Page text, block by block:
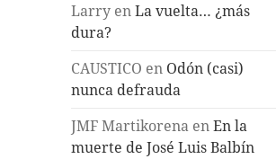
Larry enLa vuelta… ¿más
dura?
CAUSTICO en Odón (casi)
nunca defrauda
JMF Martikorena enEn la
muerte de José Luis Balbín